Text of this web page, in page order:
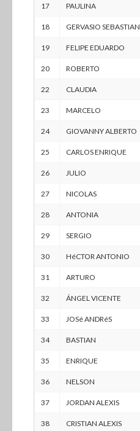
17 PAULINA
18 GERVASIO SEBASTIAN
19 FELIPE EDUARDO
20 ROBERTO
22 CLAUDIA
23 MARCELO
24 GIOVANNY ALBERTO
25 CARLOS ENRIQUE
26 JULIO
27 NICOLAS
28 ANTONIA
29 SERGIO
30 HéCTOR ANTONIO
31 ARTURO
32 ÁNGEL VICENTE
33 JOSé ANDRéS
34 BASTIAN
35 ENRIQUE
36 NELSON
37 JORDAN ALEXIS
38 CRISTIAN ALEXIS